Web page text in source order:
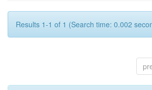
Results 1-1 of 1 (Search time: 0.002